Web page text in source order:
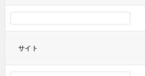
サイト